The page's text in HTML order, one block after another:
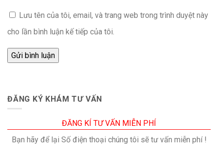
Lưu tên của tôi, email, và trang web trong trình duyệt này
cho lần bình luận kế tiếp của tôi.
ĐĂNG KÝ KHÁM TƯ VẤN
ĐĂNG KÍ TƯ VẤN MIỄN PHÍ
Bạn hãy để lại Số điện thoại chúng tôi sẽ tư vấn miễn phí !